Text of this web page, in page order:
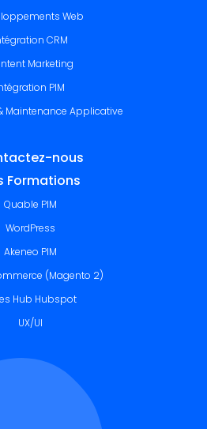
Web
CRM
Marketing
PIM
Maintenance Applicative
nous
Formations
Quable PIM
WordPress
Akeneo PIM
(Magento 2)
Hub Hubspot
UX/UI